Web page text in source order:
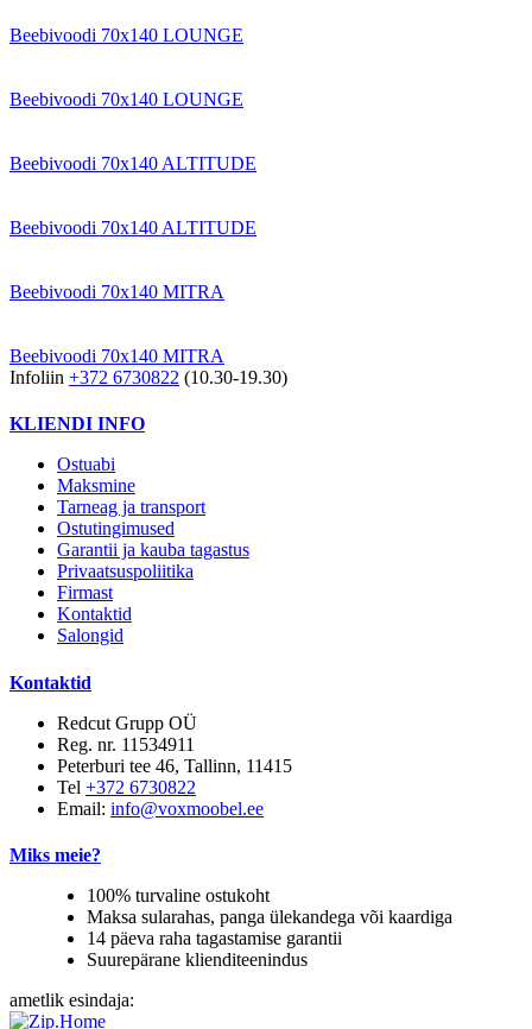
Beebivoodi 70x140 LOUNGE
Beebivoodi 70x140 LOUNGE
Beebivoodi 70x140 ALTITUDE
Beebivoodi 70x140 ALTITUDE
Beebivoodi 70x140 MITRA
Beebivoodi 70x140 MITRA
Infoliin +372 6730822 (10.30-19.30)
KLIENDI INFO
Ostuabi
Maksmine
Tarneag ja transport
Ostutingimused
Garantii ja kauba tagastus
Privaatsuspoliitika
Firmast
Kontaktid
Salongid
Kontaktid
Redcut Grupp OÜ
Reg. nr. 11534911
Peterburi tee 46, Tallinn, 11415
Tel +372 6730822
Email: info@voxmoobel.ee
Miks meie?
100% turvaline ostukoht
Maksa sularahas, panga ülekandega või kaardiga
14 päeva raha tagastamise garantii
Suurepärane klienditeenindus
ametlik esindaja: